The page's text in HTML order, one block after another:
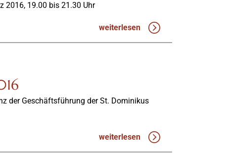
2016, 19.00 bis 21.30 Uhr
weiterlesen
der Geschäftsführung der St. Dominikus
weiterlesen